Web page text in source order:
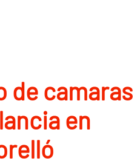
de camaras
en